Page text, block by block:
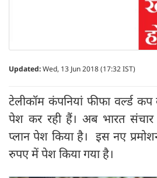
Updated:Wed, 13 Jun 2018 (17:32 IST)
टेलीकॉम कंपनियां फीफा वर्ल्ड
पेश कर रही हैं। अब भारत संचार
प्लान पेश किया है। इस नए
रुपए में पेश किया गया है।